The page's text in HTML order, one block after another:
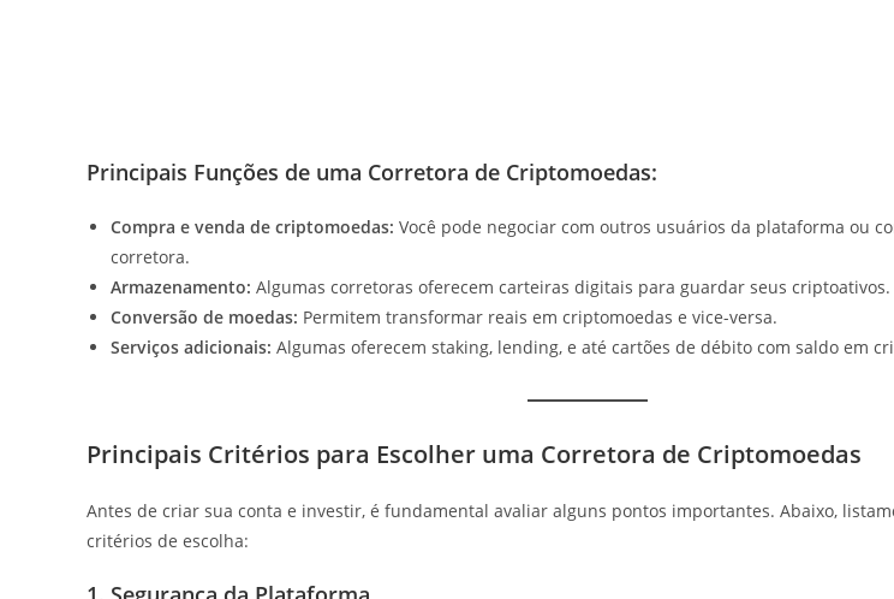
Principais Funções de uma Corretora de Criptomoedas:
Compra e venda de criptomoedas: Você pode negociar com outros usuários da plataforma ou
corretora.
Armazenamento: Algumas corretoras oferecem carteiras digitais para guardar seus criptoativos.
Conversão de moedas: Permitem transformar reais em criptomoedas e vice-versa.
Serviços adicionais: Algumas oferecem staking, lending, e até cartões de débito com saldo em
Principais Critérios para Escolher uma Corretora de Criptomoedas
Antes de criar sua conta e investir, é fundamental avaliar alguns pontos importantes. Abaixo,
critérios de escolha: